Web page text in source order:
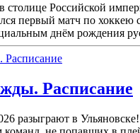
столице Российской
первый матч по хоккею
днём рождения
Расписание
разыграют в Ульяновске!